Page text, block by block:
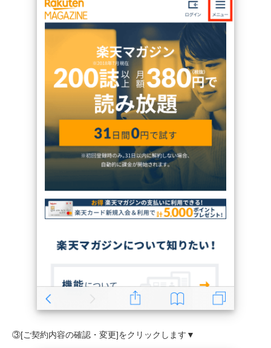
③[ご契約内容の確認・変更]をクリックします▼